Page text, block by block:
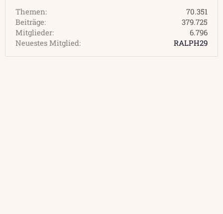
Themen
70.351
Beiträge
379.725
Mitglieder
6.796
Neuestes Mitglied
RALPH29